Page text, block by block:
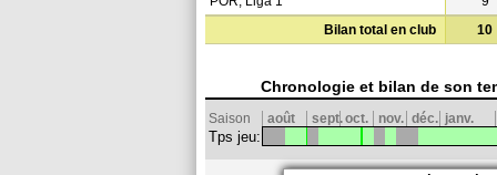
Bilan total en club
10
Chronologie et bilan de son
Saison août sept.oct. nov. déc. janv.
Tps jeu: